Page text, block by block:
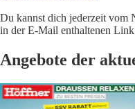
Du kannst dich jederzeit vom
in der E-Mail enthaltenen
Angebote der